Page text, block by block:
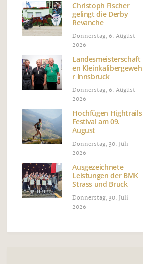
Christoph Fischer
gelingt die Derby
Revanche
Donnerstag, 6. August
2026
Landesmeisterschaft
en Kleinkalibergeweh
r Innsbruck
Donnerstag, 6. August
2026
Hochfügen Hightrails
Festival am 09.
August
Donnerstag, 30. Juli
2026
Ausgezeichnete
Leistungen der BMK
Strass und Bruck
Donnerstag, 30. Juli
2026